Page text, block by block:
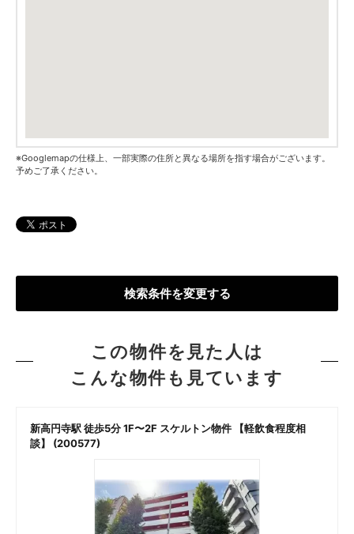
※Googlemapの仕様上、一部実際の住所と異なる場所を指す場合がございます。
予めご了承ください。
検索条件を変更する
この物件を見た人は
こんな物件も見ています
新高円寺駅 徒歩5分 1F〜2F スケルトン物件 【軽飲食程度相
談】 (200577)